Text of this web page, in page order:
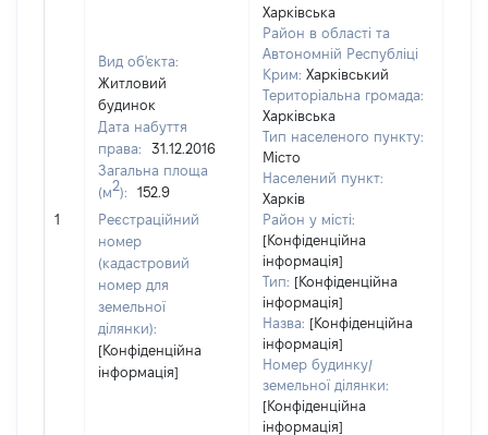
1
Вид об'єкта:
Житловий
будинок
Дата набуття
права:
31.12.2016
Загальна площа
(м2):
152.9
Реєстраційний
номер
(кадастровий
номер для
земельної
ділянки):
[Конфіденційна
інформація]
Харківська
Район в області та
Автономній Республіці
Крим: Харківський
Територіальна громада:
Харківська
Тип населеного пункту:
Місто
Населений пункт:
Харків
Район у місті:
[Конфіденційна
інформація]
Тип: [Конфіденційна
інформація]
Назва: [Конфіденційна
інформація]
Номер будинку/
земельної ділянки:
[Конфіденційна
інформація]